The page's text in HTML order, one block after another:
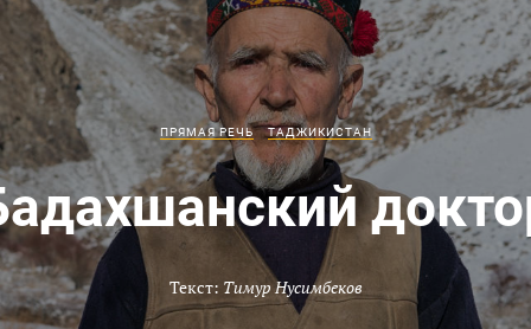
ПРЯМАЯ РЕЧЬ ТАДЖИКИСТАН
Текст: Тимур Нусимбеков